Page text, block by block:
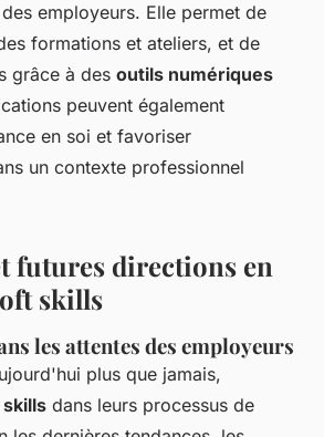
employeurs. Elle permet de
formations et ateliers, et de
grâce à des outils numériques
peuvent également
en soi et favoriser
un contexte professionnel
futures directions en
skills
les attentes des employeurs
plus que jamais,
dans leurs processus de